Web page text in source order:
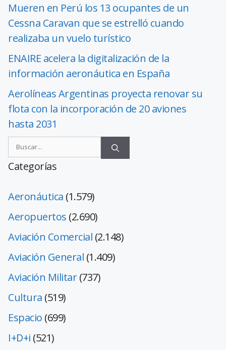
Mueren en Perú los 13 ocupantes de un
Cessna Caravan que se estrelló cuando
realizaba un vuelo turístico
ENAIRE acelera la digitalización de la
información aeronáutica en España
Aerolíneas Argentinas proyecta renovar su
flota con la incorporación de 20 aviones
hasta 2031
Categorías
Aeronáutica (1.579)
Aeropuertos (2.690)
Aviación Comercial (2.148)
Aviación General (1.409)
Aviación Militar(737)
Cultura (519)
Espacio (699)
I+D+i (521)